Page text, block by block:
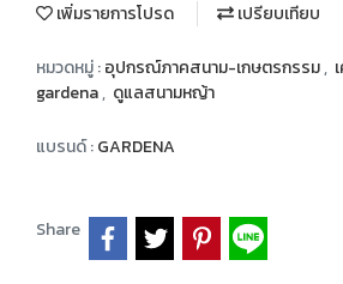
เพิ่มรายการโปรด เปรียบเทียบ
หมวดหมู่ :อุปกรณ์ภาคสนาม-เกษตรกรรม,
gardena, ดูแลสนามหญ้า
แบรนด์ :GARDENA
Share